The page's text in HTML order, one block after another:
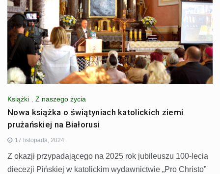
Książki Z naszego życia
Nowa książka o świątyniach katolickich ziemi
prużańskiej na Białorusi
17 listopada, 2024
Z okazji przypadającego na 2025 rok jubileuszu 100-lecia
diecezji Pińskiej w katolickim wydawnictwie „Pro Christo”